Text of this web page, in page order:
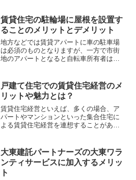
賃貸住宅の駐輪場に屋根を設置す
ることのメリットとデメリット
地方などでは賃貸アパートに車の駐車場
は必須のものとなりますが、一方で市街
地のアパートとなると自転車所有者は少
ている方が少なくありません。市街地と
なると買い物や病院に行く...
戸建て住宅での賃貸住宅経営のメ
リットや魅力とは？
賃貸住宅経営といえば、多くの場合、ア
パートやマンションといった集合住宅に
よる賃貸住宅経営を連想することがある
りません。というのも戸建て住宅による
賃貸もあるからです。もち...
大東建託パートナーズの大東ワラ
ンティサービスに加入するメリッ
ト